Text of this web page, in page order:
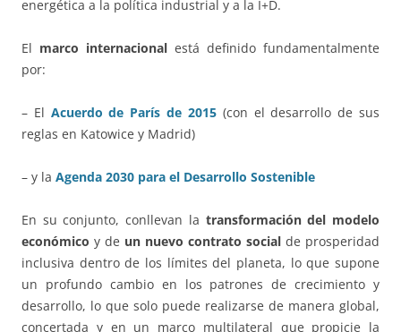
energética a la política industrial y a la I+D.
El marco internacional está definido fundamentalmente
por:
– El Acuerdo de París de 2015 (con el desarrollo de sus
reglas en Katowice y Madrid)
– y la Agenda 2030 para el Desarrollo Sostenible
En su conjunto, conllevan la transformación del modelo
económico y de un nuevo contrato social de prosperidad
inclusiva dentro de los límites del planeta, lo que supone
un profundo cambio en los patrones de crecimiento y
desarrollo, lo que solo puede realizarse de manera global,
concertada y en un marco multilateral que propicie la